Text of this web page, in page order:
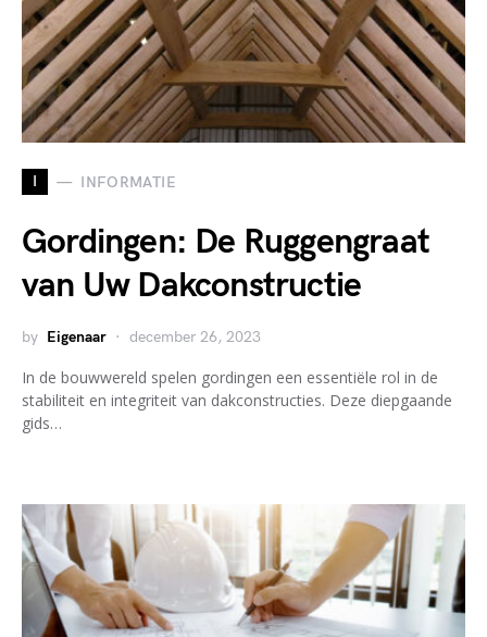
I INFORMATIE
Gordingen: De Ruggengraat
van Uw Dakconstructie
by Eigenaar december 26, 2023
In de bouwwereld spelen gordingen een essentiële rol in de
stabiliteit en integriteit van dakconstructies. Deze diepgaande
gids…